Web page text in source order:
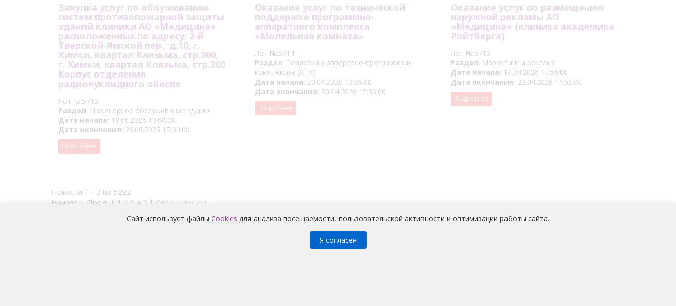
Закупка услуг по облуживанию
систем противопожарной защиты
зданий клиники АО «Медицина»
расположенных по адресу: 2-й
Тверской-Ямской пер., д.10, г.
Химки, квартал Клязьма, стр.300,
г. Химки, квартал Клязьма, стр.300
Корпус отделения
радионуклидного обеспе
Лот №:5715
Раздел: Инженерное обслуживание здания
Дата начала: 18.06.2026 10:00:00
Дата окончания: 26.06.2026 15:00:00
Подробнее
Оказание услуг по технической
поддержке программно-
аппаратного комплекса
«Молельная комната»
Лот №:5714
Раздел: Поддержка аппаратно-программных
комплексов (АПК)
Дата начала: 20.04.2026 13:36:00
Дата окончания: 30.04.2026 15:36:00
Подробнее
Оказание услуг по размещению
наружной рекламы АО
«Медицина» (клиника академика
Ройтберга)
Лот №:5713
Раздел: Маркетинг и реклама
Дата начала: 14.04.2026 17:56:00
Дата окончания: 23.04.2026 14:56:00
Подробнее
Новости 1 - 3 из 5282
Начало | Пред. | 1 2 3 4 5 | След. | Конец
Сайт использует файлы Cookies для анализа посещаемости, пользовательской активности и оптимизации работы сайта.
Я согласен